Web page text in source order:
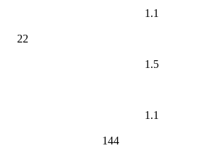
22
144
1.1
1.5
1.1